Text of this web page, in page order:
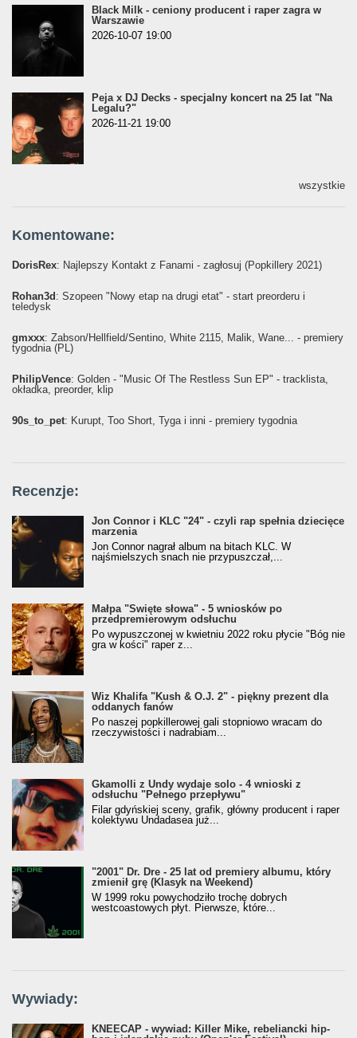
Black Milk - ceniony producent i raper zagra w
Warszawie
2026-10-07 19:00
Peja x DJ Decks - specjalny koncert na 25 lat "Na
Legalu?"
2026-11-21 19:00
wszystkie
Komentowane:
DorisRex: Najlepszy Kontakt z Fanami - zagłosuj (Popkillery 2021)
Rohan3d : Szopeen "Nowy etap na drugi etat" - start preorderu i
teledysk
gmxxx: Żabson/Hellfield/Sentino, White 2115, Malik, Wane... - premiery
tygodnia (PL)
PhilipVence: Golden - "Music Of The Restless Sun EP" - tracklista,
okładka, preorder, klip
90s_to_pet: Kurupt, Too Short, Tyga i inni - premiery tygodnia
Recenzje:
Jon Connor i KLC "24" - czyli rap spełnia dziecięce
marzenia
Jon Connor nagrał album na bitach KLC. W
najśmielszych snach nie przypuszczał,...
Małpa "Święte słowa" - 5 wniosków po
przedpremierowym odsłuchu
Po wypuszczonej w kwietniu 2022 roku płycie "Bóg nie
gra w kości" raper z...
Wiz Khalifa "Kush & O.J. 2" - piękny prezent dla
oddanych fanów
Po naszej popkillerowej gali stopniowo wracam do
rzeczywistości i nadrabiam...
Gkamolli z Undy wydaje solo - 4 wnioski z
odsłuchu "Pełnego przepływu"
Filar gdyńskiej sceny, grafik, główny producent i raper
kolektywu Undadasea już...
"2001" Dr. Dre - 25 lat od premiery albumu, który
zmienił grę (Klasyk na Weekend)
W 1999 roku powychodziło trochę dobrych
westcoastowych płyt. Pierwsze, które...
Wywiady:
KNEECAP - wywiad: Killer Mike, rebeliancki hip-